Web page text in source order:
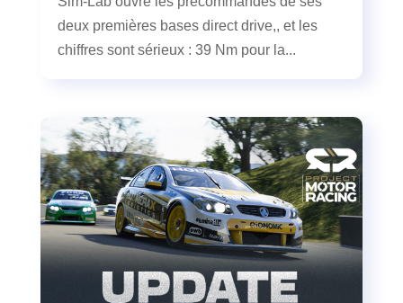
deux premières bases direct drive,, et les
chiffres sont sérieux : 39 Nm pour la...